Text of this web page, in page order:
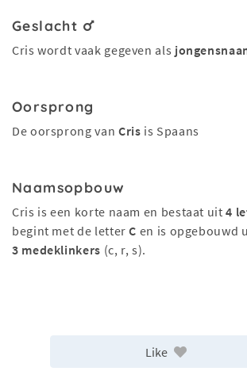
Geslacht
Cris wordt vaak gegeven als
Oorsprong
De oorsprong van Cris is Spaans
Naamsopbouw
Cris is een korte naam en bestaat uit4
begint met de letterC en is opgebouwd
3 medeklinkers (c, r, s).
Like